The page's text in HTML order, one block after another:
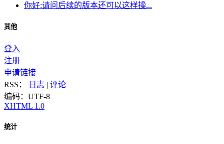
你好:请问后续的版本还可以这样操...
其他
登入
注册
申请链接
RSS：
日志 | 评论
编码：UTF-8
XHTML 1.0
统计